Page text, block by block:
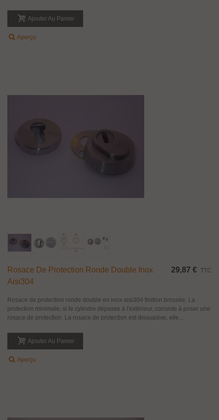
Ajouter Au Panier
Aperçu
Rosace De Protection Ronde Double Inox
Aisi304
29,87 € TTC
Rosace de protection ronde double en inox aisi304 finition brossée. La
protection minimale, si le cylindre dépasse à l'extérieur, consiste à poser une
rosace de protection. La rosace de protection est dissuasive, elle...
Ajouter Au Panier
Aperçu